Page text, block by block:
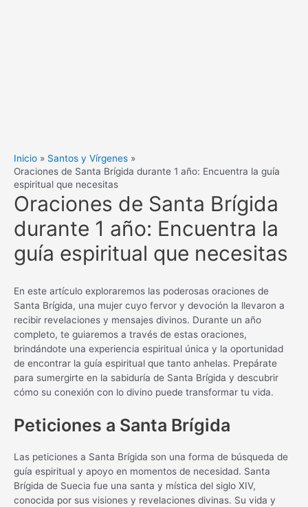
Inicio
Santos y Vírgenes
Oraciones de Santa Brígida durante 1 año: Encuentra la guía
espiritual que necesitas
Oraciones de Santa Brígida
durante 1 año: Encuentra la
guía espiritual que necesitas
En este artículo exploraremos las poderosas oraciones de
Santa Brígida, una mujer cuyo fervor y devoción la llevaron a
recibir revelaciones y mensajes divinos. Durante un año
completo, te guiaremos a través de estas oraciones,
brindándote una experiencia espiritual única y la oportunidad
de encontrar la guía espiritual que tanto anhelas. Prepárate
para sumergirte en la sabiduría de Santa Brígida y descubrir
cómo su conexión con lo divino puede transformar tu vida.
Peticiones a Santa Brígida
Las peticiones a Santa Brígida son una forma de búsqueda de
guía espiritual y apoyo en momentos de necesidad. Santa
Brígida de Suecia fue una santa y mística del siglo XIV,
conocida por sus visiones y revelaciones divinas. Su vida y